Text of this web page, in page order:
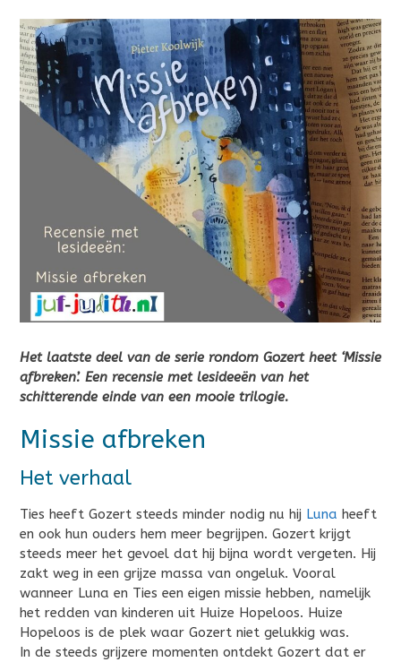
Het laatste deel van de serie rondom Gozert heet ‘Missie
afbreken’. Een recensie met lesideeën van het
schitterende einde van een mooie trilogie.
Missie afbreken
Het verhaal
Ties heeft Gozert steeds minder nodig nu hij Luna heeft
en ook hun ouders hem meer begrijpen. Gozert krijgt
steeds meer het gevoel dat hij bijna wordt vergeten. Hij
zakt weg in een grijze massa van ongeluk. Vooral
wanneer Luna en Ties een eigen missie hebben, namelijk
het redden van kinderen uit Huize Hopeloos. Huize
Hopeloos is de plek waar Gozert niet gelukkig was.
In de steeds grijzere momenten ontdekt Gozert dat er